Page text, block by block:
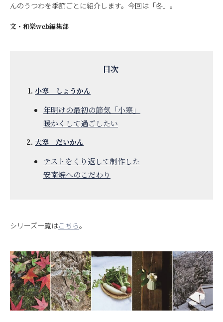
んのうつわを季節ごとに紹介します。今回は「冬」。
文・ 和樂web編集部
小寒 しょうかん
年明けの最初の節気「小寒」
暖かくして過ごしたい
大寒 だいかん
テストをくり返して制作した
安南焼へのこだわり
シリーズ一覧はこちら。